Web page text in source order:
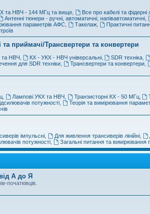
та НВЧ - 144 МГц та вище, Все про кабелі та фідерні
Антенні тюнери - ручні, автоматичні, напівавтоматичні,
параметрів АФС
Такелаж,
Практичні
та приймачі/Трансвертери та конвертери
та НВЧ, КХ - УКХ - НВЧ універсальні, SDR техніка
для SDR техніки, Трансвертери та конвертери,
, Лампові УКХ та НВЧ, Транзисторні КХ - 50 МГц,
потужності
Теорія та вимірювання
імпульсні, Для живлення трансиверів лінійні,
потужності, Загальні питання та вимірювання
А до Я
початківців.